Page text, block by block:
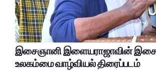
இசைஞானி இளையராஜாவின்
உலகம்மை வாழ்வியல் திரைப்படம்